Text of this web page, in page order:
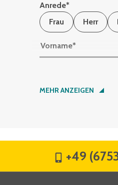
Anrede*
Frau
Herr
Vorname*
Nachname*
MEHR ANZEIGEN
+49